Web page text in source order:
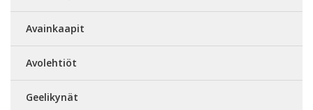
Avainkaapit
Avolehtiöt
Geelikynät